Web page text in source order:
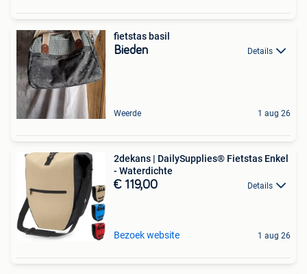
fietstas basil
Bieden Details
Weerde 1 aug 26
2dekans | DailySupplies® Fietstas Enkel
- Waterdichte
€ 119,00 Details
Bezoek website 1 aug 26